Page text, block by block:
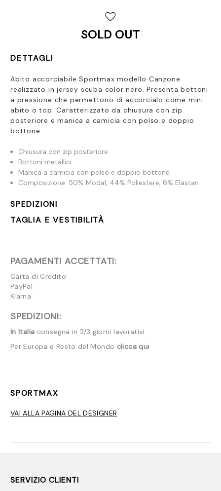
SOLD OUT
DETTAGLI
Abito accorciabile Sportmax modello Canzone
realizzato in jersey scuba color nero. Presenta bottoni
a pressione che permettono di accorcialo come mini
abito o top. Caratterizzato da chiusura con zip
posteriore e manica a camicia con polso e doppio
bottone.
Chiusura con zip posteriore
Bottoni metallici
Manica a camicia con polso e doppio bottone
Composizione: 50% Modal, 44% Poliestere, 6% Elastan
SPEDIZIONI
TAGLIA E VESTIBILITÀ
PAGAMENTI ACCETTATI:
Carta di Credito
PayPal
Klarna
SPEDIZIONI:
In Italia consegna in 2/3 giorni lavorativi
Per Europa e Resto del Mondo clicca qui
SPORTMAX
VAI ALLA PAGINA DEL DESIGNER
SERVIZIO CLIENTI